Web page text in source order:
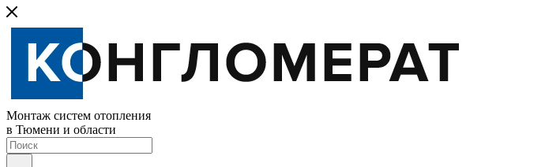
Монтаж систем отопления
в Тюмени и области